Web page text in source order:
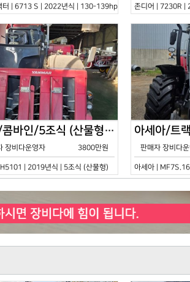
타
터 | 6713 S | 2022년식 | 130-139hp 존디어 | 7230R |
얀마/콤바인/5조식 (산물형)/YH5101/2019년식
장비다운영자 3800만원
| 2019년식 | 5조식 (산물형)
판매자 장비다
아세아 |